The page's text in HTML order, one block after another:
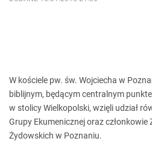
W kościele pw. św. Wojciecha w
biblijnym, będącym centralnym
w stolicy Wielkopolski, wzięli udział
Grupy Ekumenicznej oraz
Żydowskich w Poznaniu.